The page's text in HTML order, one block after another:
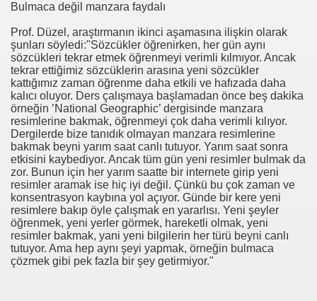
Bulmaca değil manzara faydalı
Prof. Düzel, araştırmanın ikinci aşamasına ilişkin olarak
şunları söyledi:"Sözcükler öğrenirken, her gün aynı
sözcükleri tekrar etmek öğrenmeyi verimli kılmıyor. Ancak
tekrar ettiğimiz sözcüklerin arasına yeni sözcükler
kattığımız zaman öğrenme daha etkili ve hafızada daha
kalıcı oluyor. Ders çalışmaya başlamadan önce beş dakika
örneğin ’National Geographic’ dergisinde manzara
resimlerine bakmak, öğrenmeyi çok daha verimli kılıyor.
Dergilerde bize tanıdık olmayan manzara resimlerine
bakmak beyni yarım saat canlı tutuyor. Yarım saat sonra
etkisini kaybediyor. Ancak tüm gün yeni resimler bulmak da
zor. Bunun için her yarım saatte bir internete girip yeni
resimler aramak ise hiç iyi değil. Çünkü bu çok zaman ve
konsentrasyon kaybına yol açıyor. Günde bir kere yeni
resimlere bakıp öyle çalışmak en yararlısı. Yeni şeyler
öğrenmek, yeni yerler görmek, hareketli olmak, yeni
resimler bakmak, yani yeni bilgilerin her türü beyni canlı
tutuyor. Ama hep aynı şeyi yapmak, örneğin bulmaca
çözmek gibi pek fazla bir şey getirmiyor."